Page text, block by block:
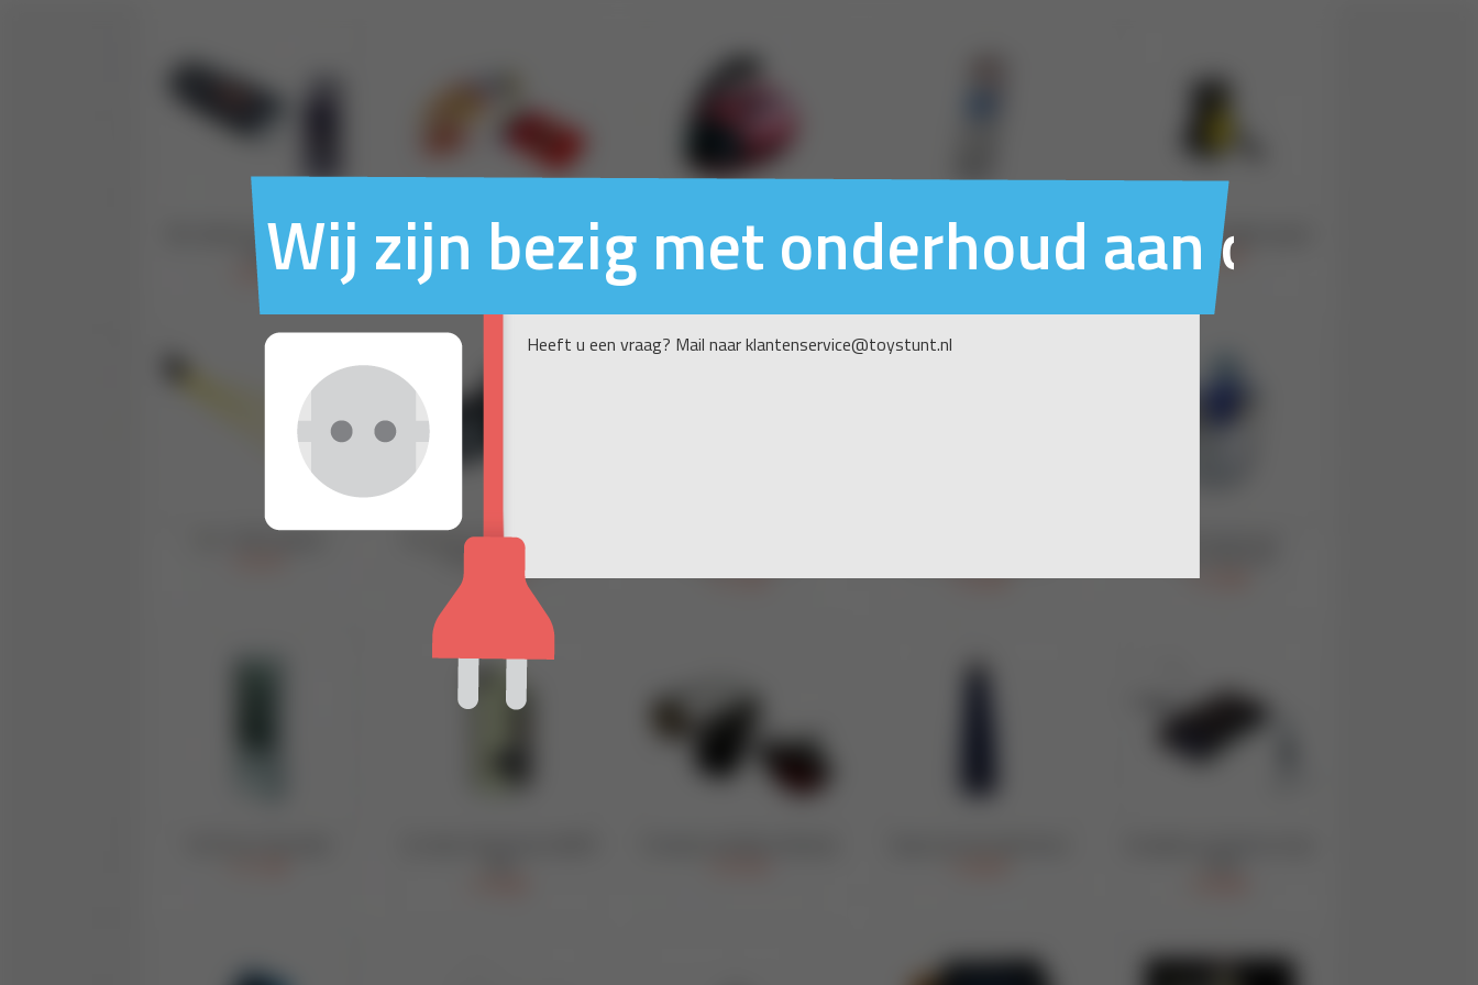
Wij zijn bezig met onderhoud aan ons
Heeft u een vraag? Mail naar klantenservice@toystunt.nl